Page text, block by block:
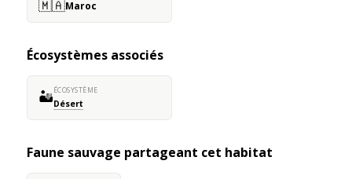
🇲🇦Maroc
Écosystèmes associés
🏜️ÉCOSYSTÈME
Désert
Faune sauvage partageant cet habitat